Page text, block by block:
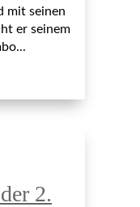
mit seinen
er seinem
2.